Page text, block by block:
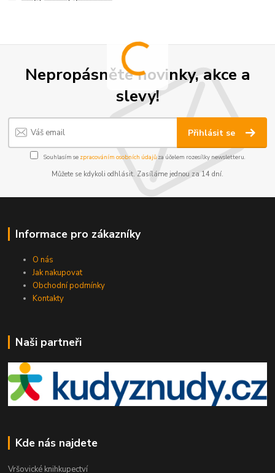
Nepropásněte novinky, akce a
slevy!
Přihlásit se
Souhlasím se zpracováním osobních údajůza účelem rozesílky newsletteru.
Můžete se kdykoli odhlásit. Zasíláme jednou za 14 dní.
Informace pro zákazníky
O nás
Jak nakupovat
Obchodní podmínky
Kontakty
Naši partneři
Kde nás najdete
Vršovické knihkupectví